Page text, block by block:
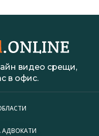
видео срещи,
в офис.
АДВОКАТИ